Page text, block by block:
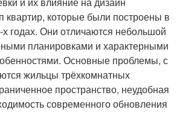
которые были построены в
годах. Они отличаются небольшой
планировками и характерными
Основные проблемы, с
жильцы трёхкомнатных
пространство, неудобная
современного обновления